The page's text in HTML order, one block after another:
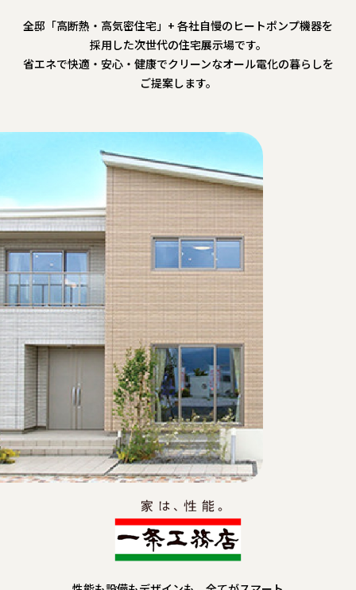
全邸「高断熱・高気密住宅」+ 各社自慢のヒートポンプ機器を
採用した次世代の住宅展示場です。
省エネで快適・安心・健康でクリーンなオール電化の暮らしを
ご提案します。